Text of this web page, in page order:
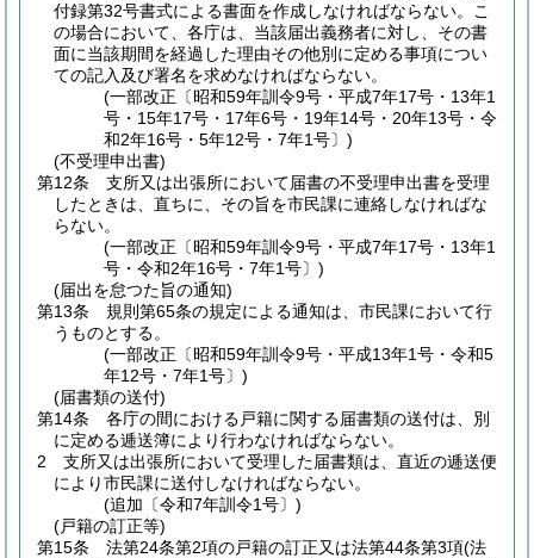
付録第32号書式による書面を作成しなければならない。
こ
の場合において、各庁は、当該届出義務者に対し、その書
面に当該期間を経過した理由その他別に定める事項につい
ての記入及び署名を求めなければならない。
(一部改正〔昭和59年訓令9号・平成7年17号・13年1
号・15年17号・17年6号・19年14号・20年13号・令
和2年16号・5年12号・7年1号〕)
(不受理申出書)
第12条
支所又は出張所において届書の不受理申出書を受理
したときは、直ちに、その旨を市民課に連絡しなければな
らない。
(一部改正〔昭和59年訓令9号・平成7年17号・13年1
号・令和2年16号・7年1号〕)
(届出を怠つた旨の通知)
第13条
規則第65条の規定による通知は、市民課において行
うものとする。
(一部改正〔昭和59年訓令9号・平成13年1号・令和5
年12号・7年1号〕)
(届書類の送付)
第14条
各庁の間における戸籍に関する届書類の送付は、別
に定める逓送簿により行わなければならない。
2
支所又は出張所において受理した届書類は、直近の逓送便
により市民課に送付しなければならない。
(追加〔令和7年訓令1号〕)
(戸籍の訂正等)
第15条
法第24条第2項の戸籍の訂正又は法第44条第3項(法